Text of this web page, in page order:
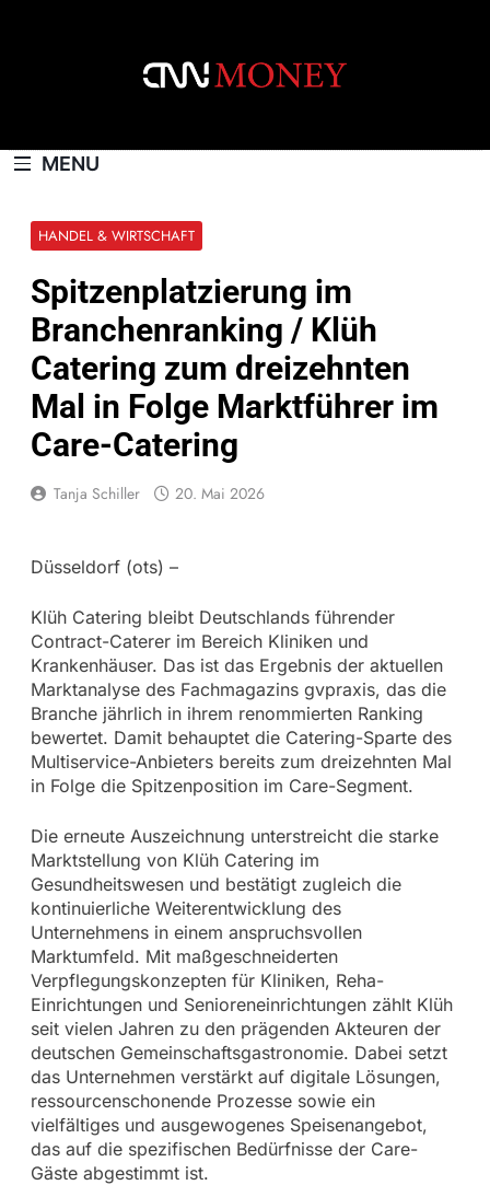
MENU
HANDEL & WIRTSCHAFT
Spitzenplatzierung im
Branchenranking / Klüh
Catering zum dreizehnten
Mal in Folge Marktführer im
Care-Catering
Tanja Schiller 20. Mai 2026
Düsseldorf (ots) –
Klüh Catering bleibt Deutschlands führender
Contract-Caterer im Bereich Kliniken und
Krankenhäuser. Das ist das Ergebnis der aktuellen
Marktanalyse des Fachmagazins gvpraxis, das die
Branche jährlich in ihrem renommierten Ranking
bewertet. Damit behauptet die Catering-Sparte des
Multiservice-Anbieters bereits zum dreizehnten Mal
in Folge die Spitzenposition im Care-Segment.
Die erneute Auszeichnung unterstreicht die starke
Marktstellung von Klüh Catering im
Gesundheitswesen und bestätigt zugleich die
kontinuierliche Weiterentwicklung des
Unternehmens in einem anspruchsvollen
Marktumfeld. Mit maßgeschneiderten
Verpflegungskonzepten für Kliniken, Reha-
Einrichtungen und Senioreneinrichtungen zählt Klüh
seit vielen Jahren zu den prägenden Akteuren der
deutschen Gemeinschaftsgastronomie. Dabei setzt
das Unternehmen verstärkt auf digitale Lösungen,
ressourcenschonende Prozesse sowie ein
vielfältiges und ausgewogenes Speisenangebot,
das auf die spezifischen Bedürfnisse der Care-
Gäste abgestimmt ist.